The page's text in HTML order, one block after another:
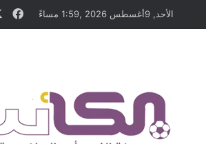
الأحد, 9أغسطس 2026 ,1:59 مساءً